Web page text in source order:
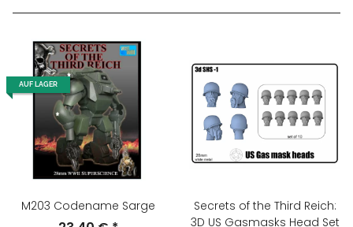
AUF LAGER
M203 Codename Sarge
Secrets of the Third Reich:
3D US Gasmasks Head Set